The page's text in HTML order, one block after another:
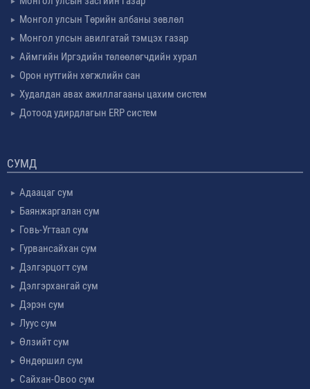
Монгол улсын Төрийн албаны зөвлөл
Монгол улсын авилгатай тэмцэх газар
Аймгийн Иргэдийн төлөөлөгчдийн хурал
Орон нутгийн хөгжлийн сан
Худалдан авах ажиллагааны цахим систем
Дотоод удирдлагын ERP систем
СУМД
Адаацаг сум
Баянжаргалан сум
Говь-Угтаал сум
Гурвансайхан сум
Дэлгэрцогт сум
Дэлгэрхангай сум
Дэрэн сум
Луус сум
Өлзийт сум
Өндөршил сум
Сайхан-Овоо сум